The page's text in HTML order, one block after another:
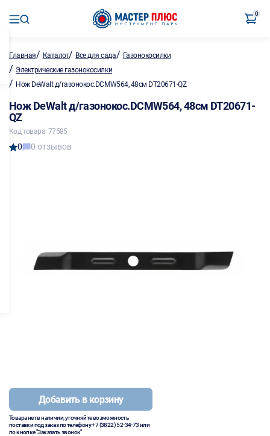
0
Главная/ Каталог/ Все для сада/ Газонокосилки
/ Электрические газонокосилки
/ Нож DeWalt д/газонокос.DCMW564, 48см DT20671-QZ
Нож DeWalt д/газонокос.DCMW564, 48см DT20671-
QZ
Код товара: 77585
0 0 отзывов
Добавить в корзину
Товара нет в наличии, уточняйте возможность
поставки под заказ по телефону+7 (3822) 52-34-73или
по кнопке "Заказать звонок"